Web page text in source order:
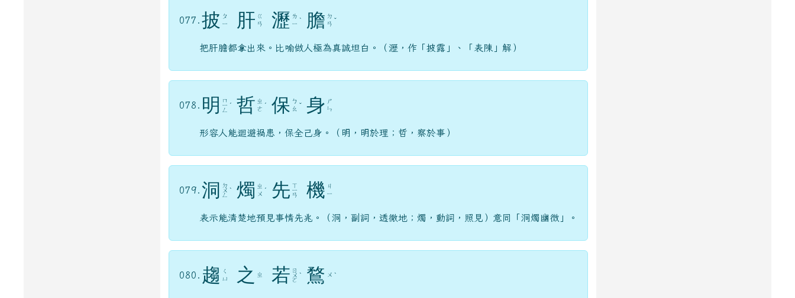
077. 披 ㄆ
ㄧ
肝 ㄍ
ㄢ
瀝 ㄌ
ㄧ ˋ 膽 ㄉ
ㄢ ˇ
把肝膽都拿出來。比喻做人極為真誠坦白。（瀝，作「披露」、「表陳」解）
078. 明 ㄇ
ㄧ
ㄥ
ˊ 哲 ㄓ
ㄜ ˊ 保 ㄅ
ㄠ ˇ 身 ㄕ
ㄣ
形容人能迴避禍患，保全己身。（明，明於理；哲，察於事）
079. 洞 ㄉ
ㄨ
ㄥ
ˋ 燭 ㄓ
ㄨ ˊ 先 ㄒ
ㄧ
ㄢ 機 ㄐ
ㄧ
表示能清楚地預見事情先兆。（洞，副詞，透徹地；燭，動詞，照見）意同「洞燭幽微」。
080. 趨
ㄑ
ㄩ
之 ㄓ 若 ㄖ
ㄨ
ㄛ
ˋ 鶩 ㄨ ˋ